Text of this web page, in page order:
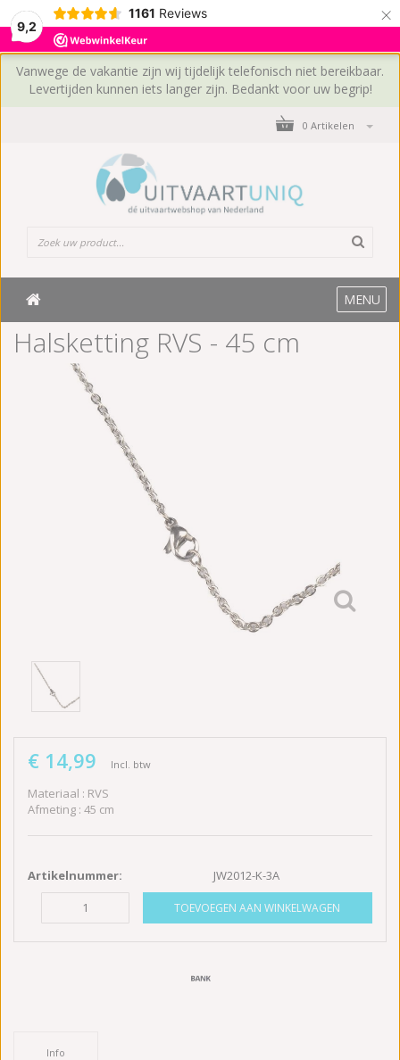
9,2
1161 Reviews ×
Vanwege de vakantie zijn wij tijdelijk telefonisch niet bereikbaar.
Levertijden kunnen iets langer zijn. Bedankt voor uw begrip!
0 Artikelen
MENU
Halsketting RVS - 45 cm
€ 14,99 Incl. btw
Materiaal : RVS
Afmeting : 45 cm
Artikelnummer: JW2012-K-3A
TOEVOEGEN AAN WINKELWAGEN
Info